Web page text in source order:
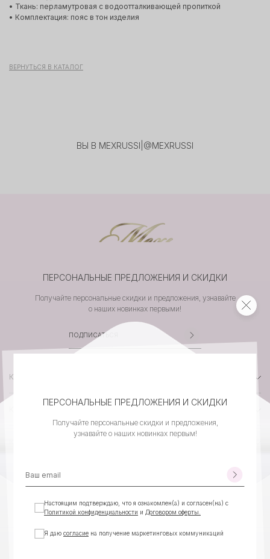
• Ткань: перламутровая с водоотталкивающей пропиткой
• Комплектация: пояс в тон изделия
ВЕРНУТЬСЯ В КАТАЛОГ
ВЫ В MEXRUSSI @MEXRUSSI
ПЕРСОНАЛЬНЫЕ ПРЕДЛОЖЕНИЯ И СКИДКИ
Получайте персональные скидки и предложения, узнавайте
о наших новинках первыми!
КАТАЛОГ
КОНТАКТЫ
ПЕРСОНАЛЬНЫЕ ПРЕДЛОЖЕНИЯ И СКИДКИ
Получайте персональные скидки и предложения,
узнавайте о наших новинках первым!
Настоящим подтверждаю, что я ознакомлен(а) и согласен(на) с
Политикой конфиденциальности и Договором оферты.
Я даю согласие на получение маркетинговых коммуникаций